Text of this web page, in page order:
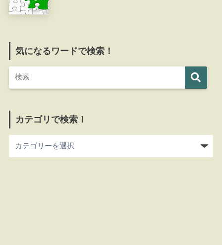
気になるワードで検索！
カテゴリで検索！